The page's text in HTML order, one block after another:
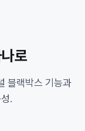
로
블랙박스 기능과
.